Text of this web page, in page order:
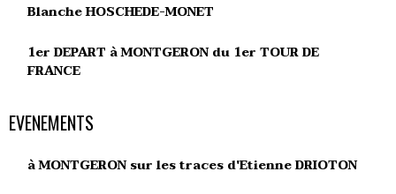
Blanche HOSCHEDE-MONET
1er DEPART à MONTGERON du 1er TOUR DE
FRANCE
EVENEMENTS
à MONTGERON sur les traces d'Etienne DRIOTON